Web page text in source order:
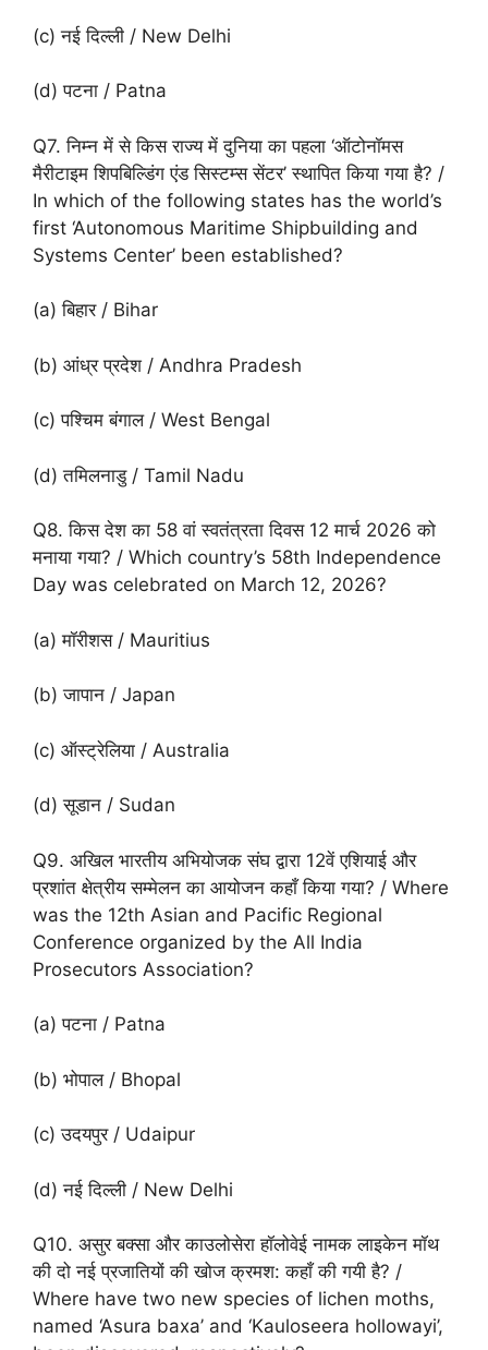
(c) नई दिल्ली / New Delhi
(d) पटना / Patna
Q7. निम्न में से किस राज्य में दुनिया का पहला ‘ऑटोनॉमस
मैरीटाइम शिपबिल्डिंग एंड सिस्टम्स सेंटर’ स्थापित किया गया है? /
In which of the following states has the world’s
first ‘Autonomous Maritime Shipbuilding and
Systems Center’ been established?
(a) बिहार / Bihar
(b) आंध्र प्रदेश / Andhra Pradesh
(c) पश्चिम बंगाल / West Bengal
(d) तमिलनाडु / Tamil Nadu
Q8. किस देश का 58 वां स्वतंत्रता दिवस 12 मार्च 2026 को
मनाया गया? / Which country’s 58th Independence
Day was celebrated on March 12, 2026?
(a) मॉरीशस / Mauritius
(b) जापान / Japan
(c) ऑस्ट्रेलिया / Australia
(d) सूडान / Sudan
Q9. अखिल भारतीय अभियोजक संघ द्वारा 12वें एशियाई और
प्रशांत क्षेत्रीय सम्मेलन का आयोजन कहाँ किया गया? / Where
was the 12th Asian and Pacific Regional
Conference organized by the All India
Prosecutors Association?
(a) पटना / Patna
(b) भोपाल / Bhopal
(c) उदयपुर / Udaipur
(d) नई दिल्ली / New Delhi
Q10. असुर बक्सा और काउलोसेरा हॉलोवेई नामक लाइकेन मॉथ
की दो नई प्रजातियों की खोज क्रमश: कहाँ की गयी है? /
Where have two new species of lichen moths,
named ‘Asura baxa’ and ‘Kauloseera hollowayi’,